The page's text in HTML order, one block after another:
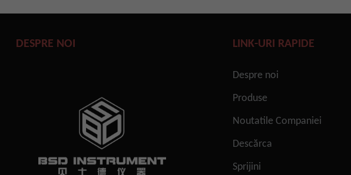
DESPRE NOI LINK-URI RAPIDE
Despre noi
Produse
Noutatile Companiei
Descărca
Sprijini